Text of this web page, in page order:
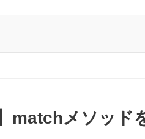
matchメソッド